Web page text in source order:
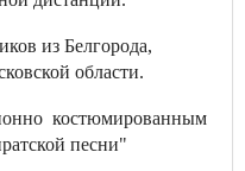
из Белгорода,
области.
костюмированным
песни"